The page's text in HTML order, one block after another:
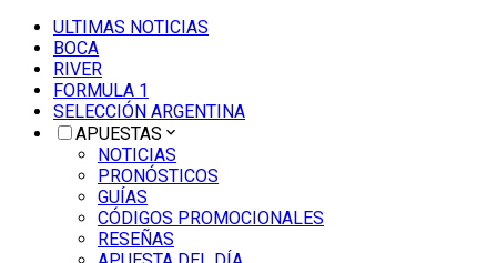
ULTIMAS NOTICIAS
BOCA
RIVER
FORMULA 1
SELECCIÓN ARGENTINA
APUESTAS
NOTICIAS
PRONÓSTICOS
GUÍAS
CÓDIGOS PROMOCIONALES
RESEÑAS